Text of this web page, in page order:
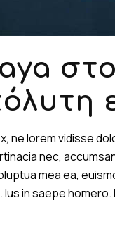
ne lorem vidisse
nec,
mea ea,
Ius in saepe